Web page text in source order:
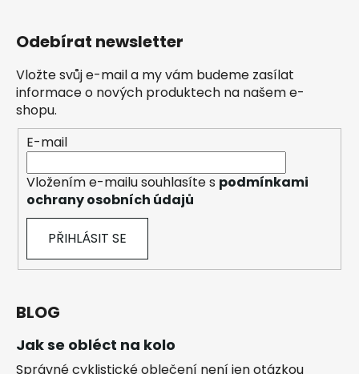
Odebírat newsletter
Vložte svůj e-mail a my vám budeme zasílat
informace o nových produktech na našem e-
shopu.
E-mail
Vložením e-mailu souhlasíte s podmínkami
ochrany osobních údajů
PŘIHLÁSIT SE
BLOG
Jak se obléct na kolo
Správné cyklistické oblečení není jen otázkou